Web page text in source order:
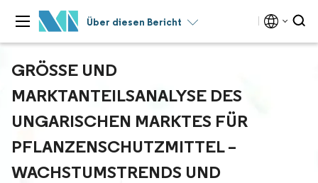
Über diesen Bericht
GRÖSSE UND M
ARKTANTEILSANALYSE DES U
NGARISCHEN MARKTES FÜR P
FLANZENSCHUTZMITTEL – W
ACHSTUMSTRENDS UND P